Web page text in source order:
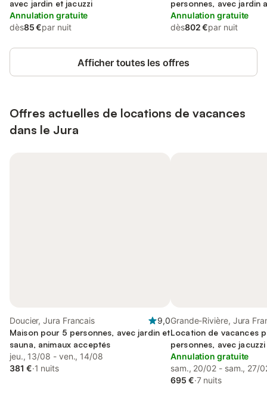
avec jardin et jacuzzi
Annulation gratuite
dès85 €par nuit
personnes, avec jardin
et sauna
Annulation gratuite
dès802 €par nuit
Afficher toutes les offres
Offres actuelles de locations de vacances
dans le Jura
Doucier, Jura Francais
9,0
Maison pour 5 personnes, avec jardin et
sauna, animaux acceptés
jeu., 13/08 - ven., 14/08
381 €·1 nuits
Grande-Rivière, Jura
Location de vacances
personnes, avec jacuzzi
Annulation gratuite
sam., 20/02 - sam., 27/
695 €·7 nuits